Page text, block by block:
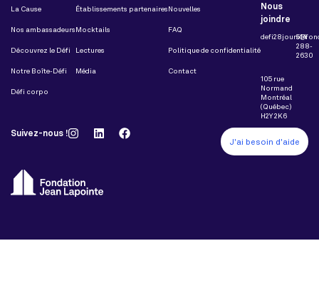
La Cause
Nos ambassadeurs
Découvrez le Défi
Notre Boîte-Défi
Défi corpo
Établissements partenaires
Mocktails
Lectures
Média
Nouvelles
FAQ
Politique de confidentialité
Contact
Nous
joindre
514
288-
2630
105 rue
Normand
Montréal
(Québec)
H2Y 2K6
Suivez-nous !
J'ai besoin d'aide